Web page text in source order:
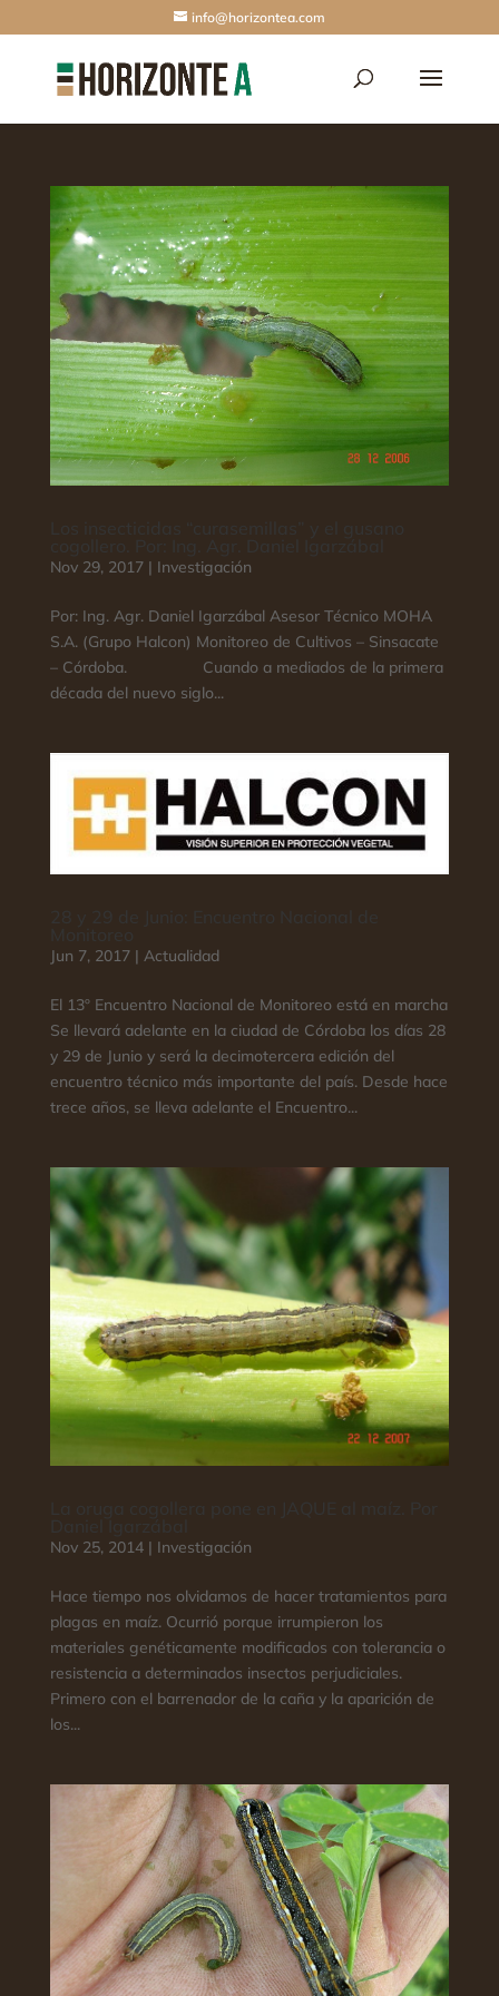
info@horizontea.com
Nov 29, 2017| Investigación
Por: Ing. Agr. Daniel Igarzábal Asesor Técnico MOHA
S.A. (Grupo Halcon) Monitoreo de Cultivos – Sinsacate
– Córdoba. Cuando a mediados de la primera
década del nuevo siglo...
Jun 7, 2017| Actualidad
El 13º Encuentro Nacional de Monitoreo está en marcha
Se llevará adelante en la ciudad de Córdoba los días 28
y 29 de Junio y será la decimotercera edición del
encuentro técnico más importante del país. Desde hace
trece años, se lleva adelante el Encuentro...
Nov 25, 2014| Investigación
Hace tiempo nos olvidamos de hacer tratamientos para
plagas en maíz. Ocurrió porque irrumpieron los
materiales genéticamente modificados con tolerancia o
resistencia a determinados insectos perjudiciales.
Primero con el barrenador de la caña y la aparición de
los...